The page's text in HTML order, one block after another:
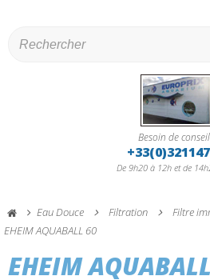
Besoin de
De 9h20 à 12h et de
Eau Douce Filtration
Filtre
EHEIM AQUABALL 60
EHEIM